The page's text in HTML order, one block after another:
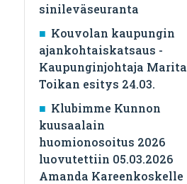
sinileväseuranta
Kouvolan kaupungin
ajankohtaiskatsaus -
Kaupunginjohtaja Marita
Toikan esitys 24.03.
Klubimme Kunnon
kuusaalain
huomionosoitus 2026
luovutettiin 05.03.2026
Amanda Kareenkoskelle